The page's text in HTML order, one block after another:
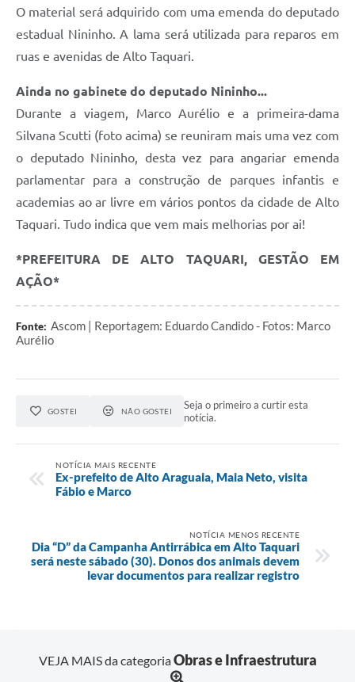
O material será adquirido com uma emenda do deputado
estadual Nininho. A lama será utilizada para reparos em
ruas e avenidas de Alto Taquari.
Ainda no gabinete do deputado Nininho...
Durante a viagem, Marco Aurélio e a primeira-dama
Silvana Scutti (foto acima) se reuniram mais uma vez com
o deputado Nininho, desta vez para angariar emenda
parlamentar para a construção de parques infantis e
academias ao ar livre em vários pontos da cidade de Alto
Taquari. Tudo indica que vem mais melhorias por ai!
*PREFEITURA DE ALTO TAQUARI, GESTÃO EM
AÇÃO*
Fonte: Ascom | Reportagem: Eduardo Candido - Fotos: Marco
Aurélio
GOSTEI NÃO GOSTEI
Seja o primeiro a curtir esta
notícia.
NOTÍCIA MAIS RECENTE
Ex-prefeito de Alto Araguaia, Maia Neto, visita
Fábio e Marco
NOTÍCIA MENOS RECENTE
Dia “D” da Campanha Antirrábica em Alto Taquari
será neste sábado (30). Donos dos animais devem
levar documentos para realizar registro
VEJA MAIS da categoriaObras e Infraestrutura